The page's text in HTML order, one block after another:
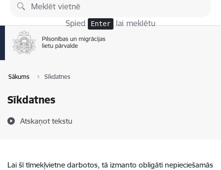
Pāriet uz lapas saturu
Spied Enter lai meklētu
Sākums Sīkdatnes
Sīkdatnes
Atskaņot tekstu
Lai šī tīmekļvietne darbotos, tā izmanto obligāti nepieciešamās